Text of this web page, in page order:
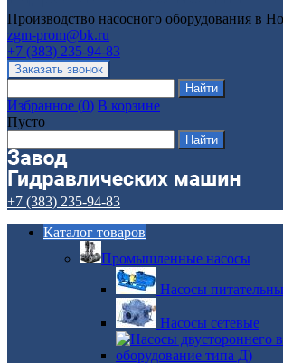
Производство насосного оборудования в
zgm-prom@bk.ru
+7 (383) 235-94-83
Избранное (0) В корзине
Пусто
+7 (383) 235-94-83
Каталог товаров
Промышленные насосы
Насосы
Насосы сетевые